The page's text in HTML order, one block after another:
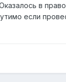
в
если